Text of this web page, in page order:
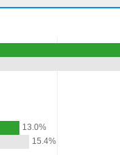
13.0%
15.4%